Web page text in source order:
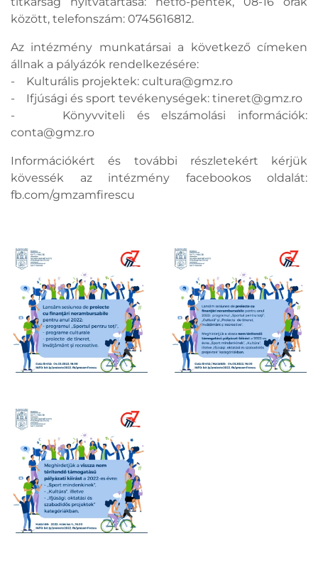
között, telefonszám: 0745616812.
Az intézmény munkatársai a következő címeken
állnak a pályázók rendelkezésére:
- Kulturális projektek: cultura@gmz.ro
- Ifjúsági és sport tevékenységek: tineret@gmz.ro
- Könyvviteli és elszámolási információk:
conta@gmz.ro
Információkért és további részletekért kérjük
kövessék az intézmény facebookos oldalát:
fb.com/gmzamfirescu